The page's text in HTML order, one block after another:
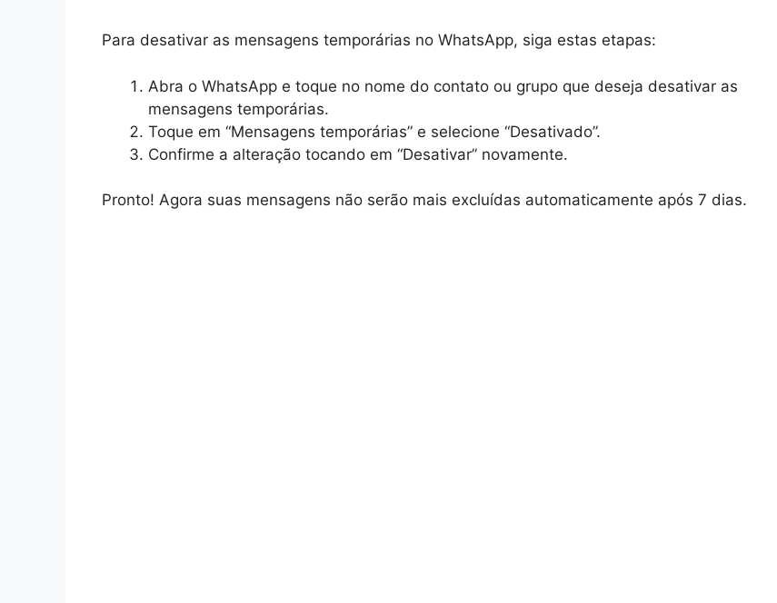
Para desativar as mensagens temporárias no WhatsApp, siga estas etapas:
Abra o WhatsApp e toque no nome do contato ou grupo que deseja desativar as
mensagens temporárias.
Toque em “Mensagens temporárias” e selecione “Desativado”.
Confirme a alteração tocando em “Desativar” novamente.
Pronto! Agora suas mensagens não serão mais excluídas automaticamente após 7 dias.